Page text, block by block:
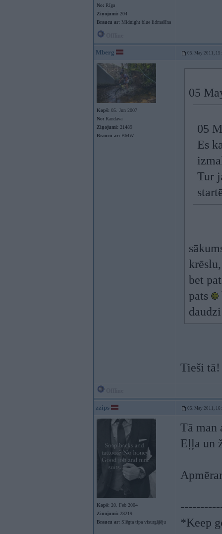
No: Rīga
Ziņojumi: 204
Braucu ar: Midnight blue lidmašīna
Mberg 05. May 2011,
Kopš: 05. Jun 2007
No: Kandava
Ziņojumi: 21489
Braucu ar: BMW
05
05
Es
Tur
bet
pats
daudzi
Tieši
zzips 05. May 2011,
Kopš: 20. Feb 2004
Ziņojumi: 28219
Braucu ar: Slēgta tipa visurgājēju
Tā man
Eļļa un
*Keep